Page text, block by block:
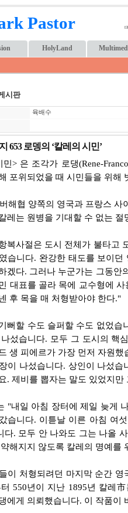
Pastor
HolyLand
시판
육배수
653 로뎅의 ‘칼레의 시민’
민> 은 조각가 로댕(Rene-
포위되었을 때 시민들을 위해
해협 양쪽의 영국과 프랑스
레는 원병을 기대할 수 없는
복사절은 도시 전체가 불타고
습니다. 완강한 태도를 보이
겠다. 그러나 누군가는 그동안
대표를 골라 목에 교수형에
후 목을 매 처형받아야 한다."
뻐할 수도 슬퍼할 수도 없었습
섰습니다. 모두 그 도시의 핵
생 피에르가 가장 먼저 자원
이 나섰습니다. 상인이 나섰
. 제비를 뽑자는 말도 있었지만
"내일 아침 장터에 제일 늦게
습니다. 이튿날 이른 아침 여
다. 모두 안 나와도 그는 나올
해지지 않도록 칼레의 명예를
이 처형되려던 마지막 순간
550년이 지난 1895년 칼레
에게 의뢰했습니다. 이 작품이